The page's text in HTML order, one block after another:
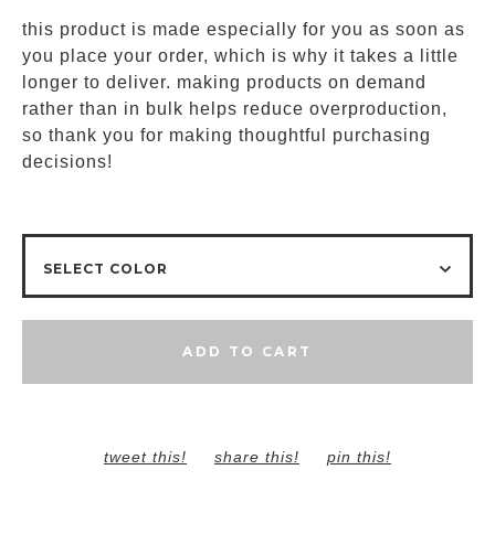
this product is made especially for you as soon as
you place your order, which is why it takes a little
longer to deliver. making products on demand
rather than in bulk helps reduce overproduction,
so thank you for making thoughtful purchasing
decisions!
ADD TO CART
tweet this! share this! pin this!